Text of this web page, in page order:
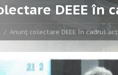
DEEE în
Anunț colectare DEEE în cadrul